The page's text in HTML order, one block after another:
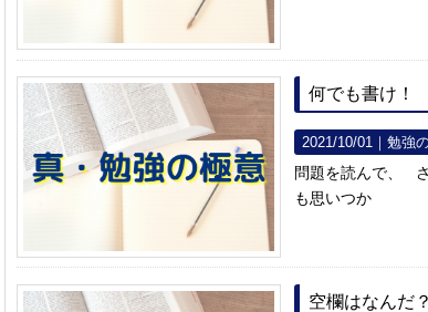
何でも書け！
2021/10/01｜勉強
問題を読んで、
も思いつか
空欄はなんだ